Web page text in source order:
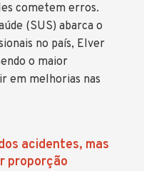
cometem erros.
(SUS) abarca o
no país, Elver
o maior
em melhorias nas
acidentes, mas
proporção